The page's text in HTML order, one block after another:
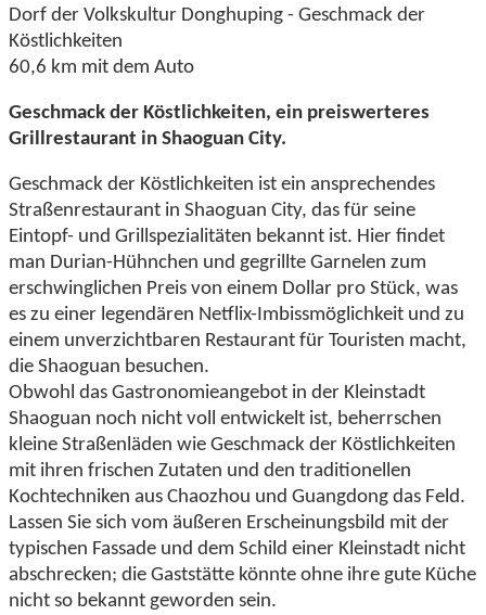
Dorf der Volkskultur Donghuping - Geschmack der
Köstlichkeiten
60,6 km mit dem Auto
Geschmack der Köstlichkeiten, ein preiswerteres
Grillrestaurant in Shaoguan City.
Geschmack der Köstlichkeiten ist ein ansprechendes
Straßenrestaurant in Shaoguan City, das für seine
Eintopf- und Grillspezialitäten bekannt ist. Hier findet
man Durian-Hühnchen und gegrillte Garnelen zum
erschwinglichen Preis von einem Dollar pro Stück, was
es zu einer legendären Netflix-Imbissmöglichkeit und zu
einem unverzichtbaren Restaurant für Touristen macht,
die Shaoguan besuchen.
Obwohl das Gastronomieangebot in der Kleinstadt
Shaoguan noch nicht voll entwickelt ist, beherrschen
kleine Straßenläden wie Geschmack der Köstlichkeiten
mit ihren frischen Zutaten und den traditionellen
Kochtechniken aus Chaozhou und Guangdong das Feld.
Lassen Sie sich vom äußeren Erscheinungsbild mit der
typischen Fassade und dem Schild einer Kleinstadt nicht
abschrecken; die Gaststätte könnte ohne ihre gute Küche
nicht so bekannt geworden sein.